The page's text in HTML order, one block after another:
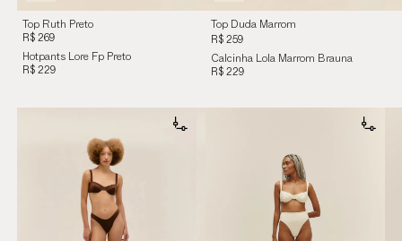
Top Ruth Preto
R$ 269
Hotpants Lore Fp Preto
R$ 229
Top Duda Marrom
Brauna
R$ 259
Calcinha Lola Marrom Brauna
R$ 229